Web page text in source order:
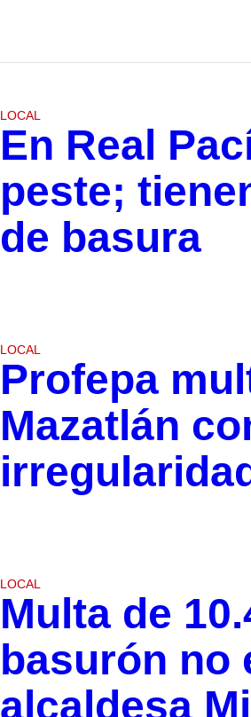
LOCAL
En Real
peste;
de basura
LOCAL
Profepa
Mazatlán
LOCAL
Multa de
basurón no
alcaldesa